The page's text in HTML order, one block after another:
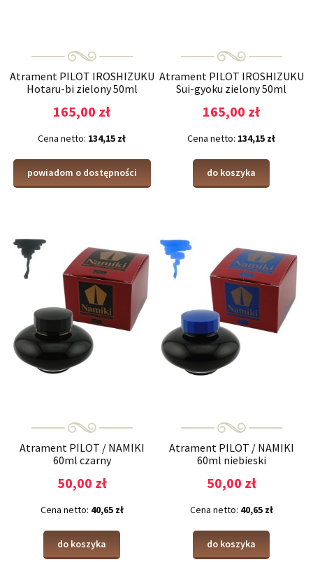
Atrament PILOT IROSHIZUKU
Hotaru-bi zielony 50ml
165,00 zł
Cena netto: 134,15 zł
powiadom o dostępności
Atrament PILOT IROSHIZUKU
Sui-gyoku zielony 50ml
165,00 zł
Cena netto: 134,15 zł
do koszyka
Atrament PILOT / NAMIKI
60ml czarny
50,00 zł
Cena netto: 40,65 zł
do koszyka
Atrament PILOT / NAMIKI
60ml niebieski
50,00 zł
Cena netto: 40,65 zł
do koszyka